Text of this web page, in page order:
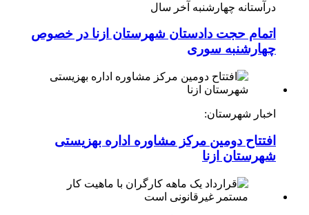
درآستانه چهارشنبه آخر سال
اتمام حجت دادستان شهرستان ازنا در خصوص
چهارشنبه ‌سوری
اخبار شهرستان:
افتتاح دومین مرکز مشاوره اداره بهزیستی
شهرستان ازنا